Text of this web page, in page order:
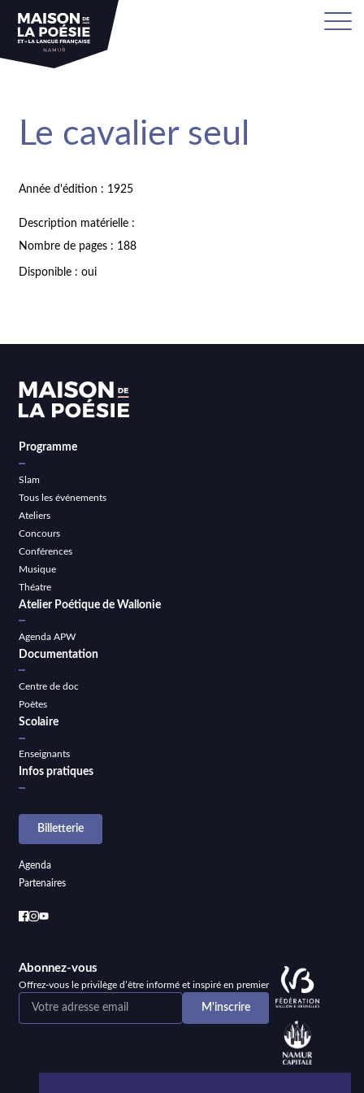
Le cavalier seul
Année d'édition : 1925
Description matérielle :
Nombre de pages : 188
Disponible : oui
Programme
Slam
Tous les événements
Ateliers
Concours
Conférences
Musique
Théatre
Atelier Poétique de Wallonie
Agenda APW
Documentation
Centre de doc
Poètes
Scolaire
Enseignants
Infos pratiques
Billetterie
Agenda
Partenaires
Abonnez-vous
Offrez-vous le privilège d’être informé et inspiré en premier